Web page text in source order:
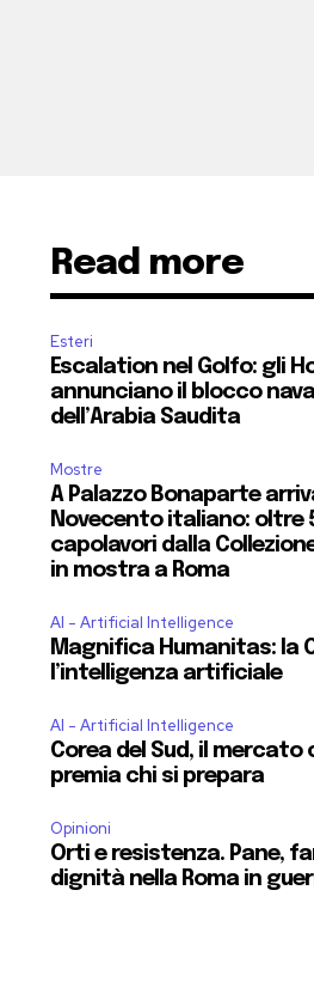
Read more
Esteri
Escalation nel Golfo: gli
annunciano il blocco
dell’Arabia Saudita
Mostre
A Palazzo Bonaparte
Novecento italiano: oltre
capolavori dalla
in mostra a Roma
AI - Artificial Intelligence
Magnifica Humanitas: la
l’intelligenza artificiale
AI - Artificial Intelligence
Corea del Sud, il mercato
premia chi si prepara
Opinioni
Orti e resistenza. Pane,
dignità nella Roma in